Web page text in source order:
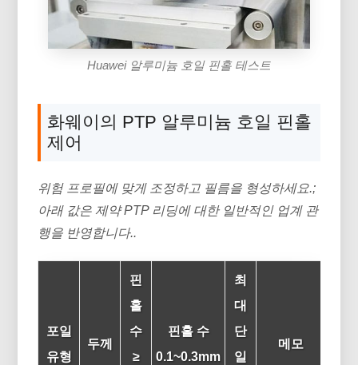
Huawei 알루미늄 호일 핀홀 테스트
화웨이의 PTP 알루미늄 호일 핀홀
제어
위험 프로필에 맞게 조정하고 필름을 형성하세요.;
아래 값은 제약 PTP 리딩에 대한 일반적인 업계 관
행을 반영합니다..
포일
유형
두께
핀
홀
수
≥
핀홀 수
0.1~0.3mm
최
대
단
일
메모